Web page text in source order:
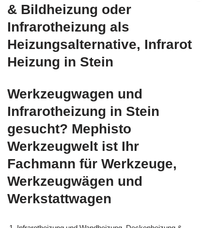
& Bildheizung oder
Infrarotheizung als
Heizungsalternative, Infrarot
Heizung in Stein
Werkzeugwagen und
Infrarotheizung in Stein
gesucht? Mephisto
Werkzeugwelt ist Ihr
Fachmann für Werkzeuge,
Werkzeugwägen und
Werkstattwagen